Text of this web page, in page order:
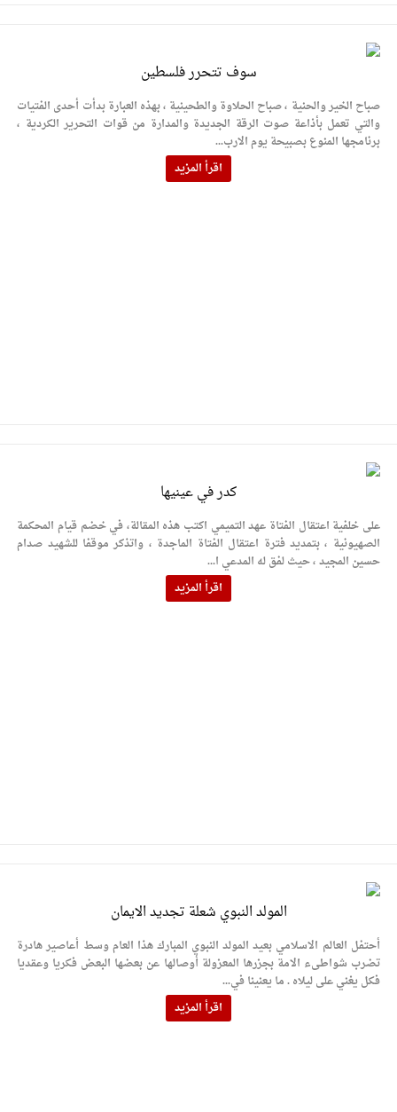
سوف تتحرر فلسطين
صباح الخير والحنية ، صباح الحلاوة والطحينية ، بهذه العبارة بدأت أحدى الفتيات
والتي تعمل بأذاعة صوت الرقة الجديدة والمدارة من قوات التحرير الكردية ،
برنامجها المنوع بصبيحة يوم الارب...
اقرأ المزيد
كدر في عينيها
على خلفية اعتقال الفتاة عهد التميمي اكتب هذه المقالة، في خضم قيام المحكمة
الصهيونية ، بتمديد فترة اعتقال الفتاة الماجدة ، واتذكر موقفا للشهيد صدام
حسين المجيد ، حيث لفق له المدعي ا...
اقرأ المزيد
المولد النبوي شعلة تجديد الايمان
أحتفل العالم الاسلامي بعيد المولد النبوي المبارك هذا العام وسط أعاصير هادرة
تضرب شواطىء الامة بجزرها المعزولة أوصالها عن بعضها البعض فكريا وعقديا
فكل يغني على ليلاه . ما يعنينا في...
اقرأ المزيد